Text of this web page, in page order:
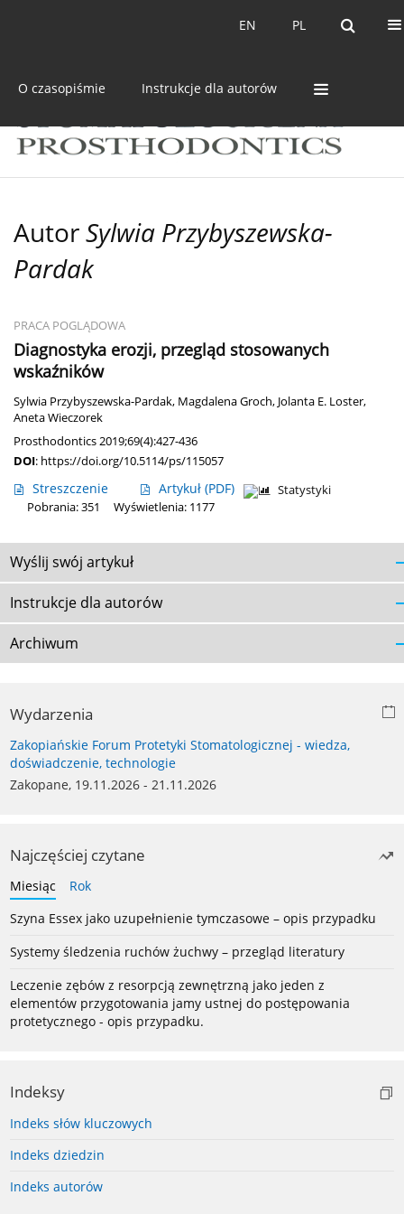
PL
EN PL
EN
O czasopiśmie Instrukcje dla autorów
AutorSylwia Przybyszewska-
Pardak
PRACA POGLĄDOWA
Diagnostyka erozji, przegląd stosowanych
wskaźników
Sylwia Przybyszewska-Pardak, Magdalena Groch, Jolanta E. Loster,
Aneta Wieczorek
Prosthodontics 2019;69(4):427-436
DOI: https://doi.org/10.5114/ps/115057
Streszczenie Artykuł (PDF)
Statystyki
Pobrania: 351
Wyświetlenia: 1177
Wyślij swój artykuł
Instrukcje dla autorów
Archiwum
Wydarzenia
Zakopiańskie Forum Protetyki Stomatologicznej - wiedza,
doświadczenie, technologie
Zakopane, 19.11.2026 - 21.11.2026
Najczęściej czytane
Miesiąc
Rok
Szyna Essex jako uzupełnienie tymczasowe – opis przypadku
Systemy śledzenia ruchów żuchwy – przegląd literatury
Leczenie zębów z resorpcją zewnętrzną jako jeden z
elementów przygotowania jamy ustnej do postępowania
protetycznego - opis przypadku.
Indeksy
Indeks słów kluczowych
Indeks dziedzin
Indeks autorów